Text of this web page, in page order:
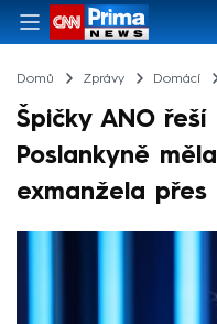
Domů Zprávy Domácí
Špičky ANO řeší
Poslankyně
exmanžela přes